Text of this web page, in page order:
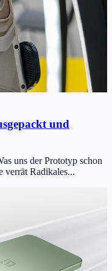
und
uns der Prototyp schon
verrät Radikales...